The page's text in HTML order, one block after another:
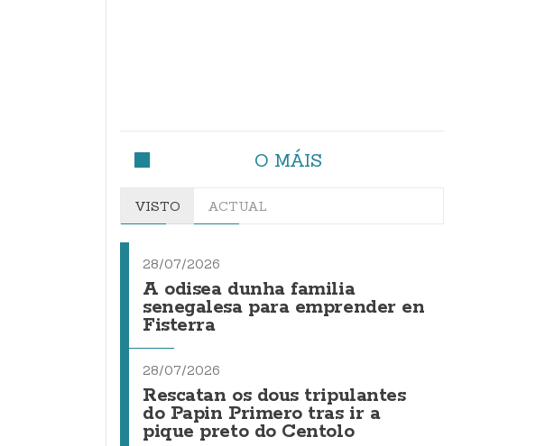
O MÁIS
VISTO ACTUAL
28/07/2026
A odisea dunha familia
senegalesa para emprender en
Fisterra
28/07/2026
Rescatan os dous tripulantes
do Papin Primero tras ir a
pique preto do Centolo